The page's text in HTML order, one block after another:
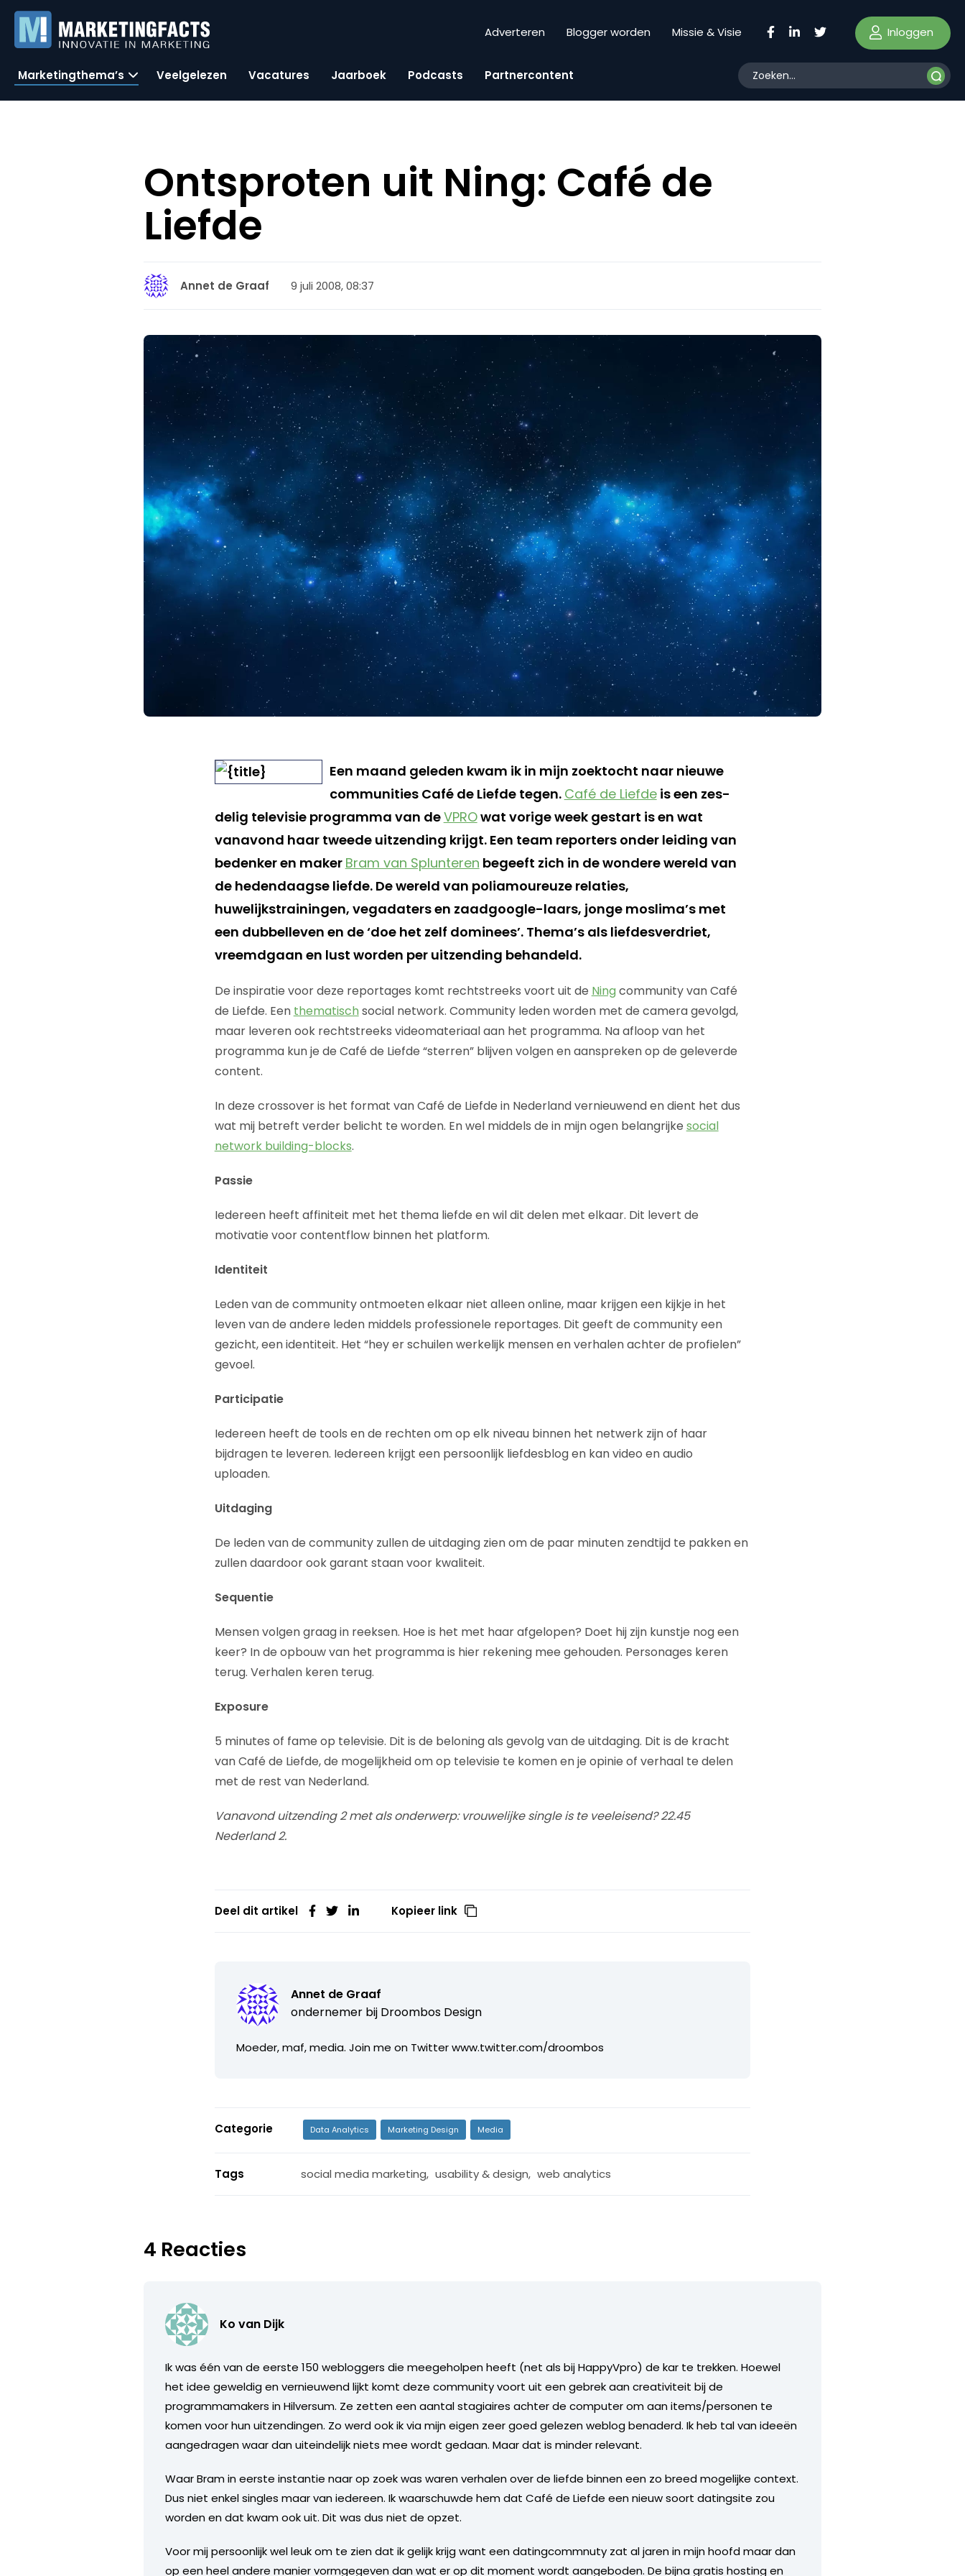
Adverteren Blogger worden Missie & Visie Inloggen
Marketingthema’s Veelgelezen Vacatures Jaarboek Podcasts Partnercontent
Ontsproten uit Ning: Café de
Liefde
Annet de Graaf 9 juli 2008, 08:37
Een maand geleden kwam ik in mijn zoektocht naar nieuwe
communities Café de Liefde tegen. Café de Liefdeis een zes-
delig televisie programma van deVPROwat vorige week gestart is en wat
vanavond haar tweede uitzending krijgt. Een team reporters onder leiding van
bedenker en maker Bram van Splunteren begeeft zich in de wondere wereld van
de hedendaagse liefde. De wereld van poliamoureuze relaties,
huwelijkstrainingen, vegadaters en zaadgoogle-laars, jonge moslima’s met
een dubbelleven en de ‘doe het zelf dominees’. Thema’s als liefdesverdriet,
vreemdgaan en lust worden per uitzending behandeld.
De inspiratie voor deze reportages komt rechtstreeks voort uit de Ning community van Café
de Liefde. Een thematisch social network. Community leden worden met de camera gevolgd,
maar leveren ook rechtstreeks videomateriaal aan het programma. Na afloop van het
programma kun je de Café de Liefde “sterren” blijven volgen en aanspreken op de geleverde
content.
In deze crossover is het format van Café de Liefde in Nederland vernieuwend en dient het dus
wat mij betreft verder belicht te worden. En wel middels de in mijn ogen belangrijke social
network building-blocks.
Passie
Iedereen heeft affiniteit met het thema liefde en wil dit delen met elkaar. Dit levert de
motivatie voor contentflow binnen het platform.
Identiteit
Leden van de community ontmoeten elkaar niet alleen online, maar krijgen een kijkje in het
leven van de andere leden middels professionele reportages. Dit geeft de community een
gezicht, een identiteit. Het “hey er schuilen werkelijk mensen en verhalen achter de profielen”
gevoel.
Participatie
Iedereen heeft de tools en de rechten om op elk niveau binnen het netwerk zijn of haar
bijdragen te leveren. Iedereen krijgt een persoonlijk liefdesblog en kan video en audio
uploaden.
Uitdaging
De leden van de community zullen de uitdaging zien om de paar minuten zendtijd te pakken en
zullen daardoor ook garant staan voor kwaliteit.
Sequentie
Mensen volgen graag in reeksen. Hoe is het met haar afgelopen? Doet hij zijn kunstje nog een
keer? In de opbouw van het programma is hier rekening mee gehouden. Personages keren
terug. Verhalen keren terug.
Exposure
5 minutes of fame op televisie. Dit is de beloning als gevolg van de uitdaging. Dit is de kracht
van Café de Liefde, de mogelijkheid om op televisie te komen en je opinie of verhaal te delen
met de rest van Nederland.
Vanavond uitzending 2 met als onderwerp: vrouwelijke single is te veeleisend? 22.45
Nederland 2.
Deel dit artikel Kopieer link
Annet de Graaf
ondernemer bij Droombos Design
Moeder, maf, media. Join me on Twitter www.twitter.com/droombos
Categorie Data Analytics Marketing Design Media
Tags social media marketing, usability & design, web analytics
4 Reacties
Ko van Dijk
Ik was één van de eerste 150 webloggers die meegeholpen heeft (net als bij HappyVpro) de kar te trekken. Hoewel
het idee geweldig en vernieuwend lijkt komt deze community voort uit een gebrek aan creativiteit bij de
programmamakers in Hilversum. Ze zetten een aantal stagiaires achter de computer om aan items/personen te
komen voor hun uitzendingen. Zo werd ook ik via mijn eigen zeer goed gelezen weblog benaderd. Ik heb tal van ideeën
aangedragen waar dan uiteindelijk niets mee wordt gedaan. Maar dat is minder relevant.
Waar Bram in eerste instantie naar op zoek was waren verhalen over de liefde binnen een zo breed mogelijke context.
Dus niet enkel singles maar van iedereen. Ik waarschuwde hem dat Café de Liefde een nieuw soort datingsite zou
worden en dat kwam ook uit. Dit was dus niet de opzet.
Voor mij persoonlijk wel leuk om te zien dat ik gelijk krijg want een datingcommnuty zat al jaren in mijn hoofd maar dan
op een heel andere manier vormgegeven dan wat er op dit moment wordt aangeboden. De bijna gratis hosting en